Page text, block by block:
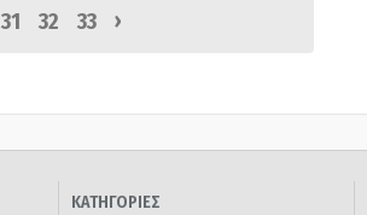
31 32 33 ›
ΚΑΤΗΓΟΡΙΕΣ